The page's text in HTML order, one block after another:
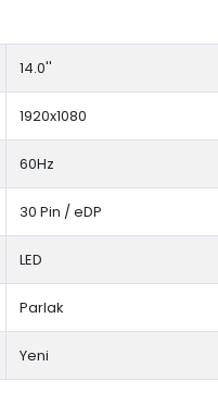
14.0''
1920x1080
60Hz
30 Pin / eDP
LED
Parlak
Yeni